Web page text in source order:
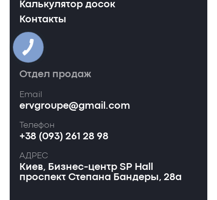
Калькулятор досок
Контакты
Отдел продаж
Email
ervgroupe@gmail.com
Телефон
+38 (093) 261 28 98
АДРЕС
Киев, Бизнес-центр SP Hall
проспект Степана Бандеры, 28а